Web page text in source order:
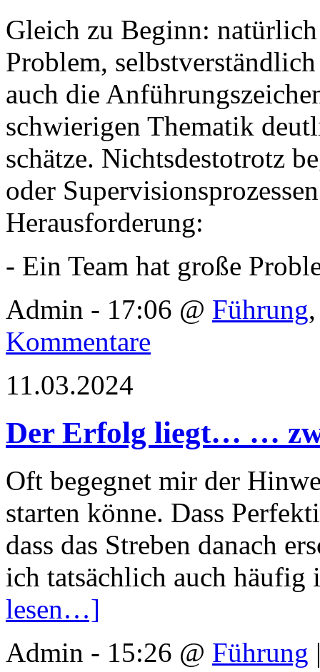
Gleich zu Beginn:
Problem,
auch die
schwierigen Thematik
schätze. Nichtsdestotrotz
oder
Herausforderung:
- Ein Team hat große
Admin - 17:06 @ Führung
Kommentare
11.03.2024
Der Erfolg liegt… …
Oft begegnet mir der
starten könne. Dass
dass das Streben danach
ich tatsächlich auch
lesen…]
Admin - 15:26 @ Führung